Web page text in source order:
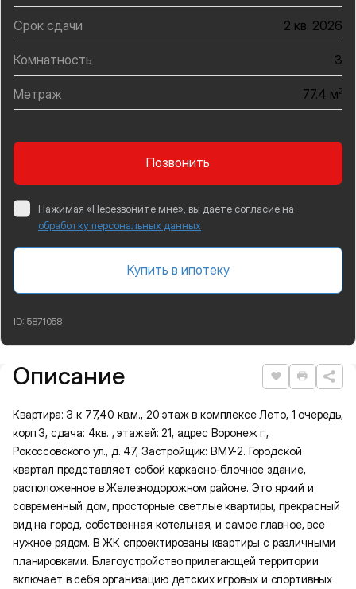
Срок сдачи 2 кв. 2026
Комнатность 3
Метраж 77.4 м2
Позвонить
Нажимая «Перезвоните мне», вы даёте согласие на
обработку персональных данных
Купить в ипотеку
ID: 5871058
Подробная информация
Описание Нравится
Квартира: 3 к 77,40 кв.м., 20 этаж в комплексе Лето, 1 очередь,
корп.3, сдача: 4кв. , этажей: 21, адрес Воронеж г.,
Рокоссовского ул., д. 47, Застройщик: ВМУ-2. Городской
квартал представляет собой каркасно-блочное здание,
расположенное в Железнодорожном районе. Это яркий и
современный дом, просторные светлые квартиры, прекрасный
вид на город, собственная котельная, и самое главное, все
нужное рядом. В ЖК спроектированы квартиры с различными
планировками. Благоустройство прилегающей территории
включает в себя организацию детских игровых и спортивных